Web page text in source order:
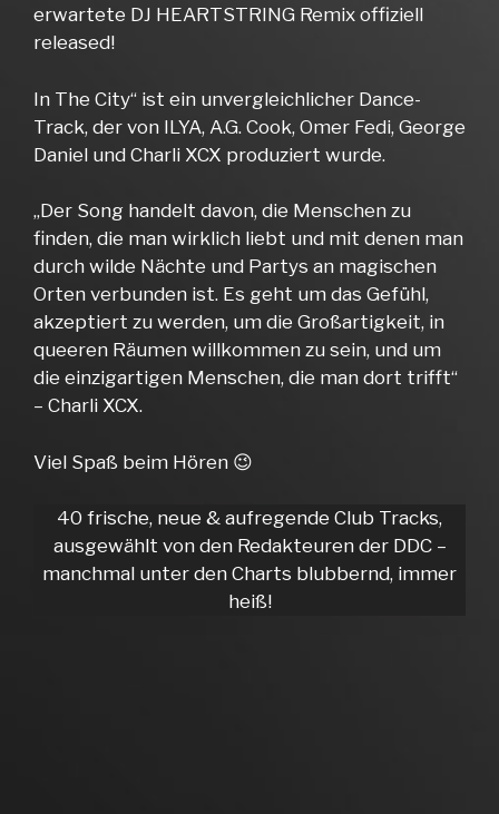
erwartete DJ HEARTSTRING Remix offiziell
released!
In The City“ ist ein unvergleichlicher Dance-
Track, der von ILYA, A.G. Cook, Omer Fedi, George
Daniel und Charli XCX produziert wurde.
„Der Song handelt davon, die Menschen zu
finden, die man wirklich liebt und mit denen man
durch wilde Nächte und Partys an magischen
Orten verbunden ist. Es geht um das Gefühl,
akzeptiert zu werden, um die Großartigkeit, in
queeren Räumen willkommen zu sein, und um
die einzigartigen Menschen, die man dort trifft“
– Charli XCX.
Viel Spaß beim Hören 😉
40 frische, neue & aufregende Club Tracks,
ausgewählt von den Redakteuren der DDC –
manchmal unter den Charts blubbernd, immer
heiß!